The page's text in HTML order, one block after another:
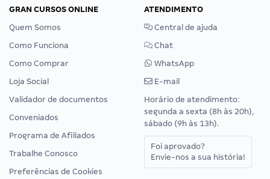
GRAN CURSOS ONLINE
Quem Somos
Como Funciona
Como Comprar
Loja Social
Validador de documentos
Conveniados
Programa de Afiliados
Trabalhe Conosco
Preferências de Cookies
ATENDIMENTO
Central de ajuda
Chat
WhatsApp
E-mail
Horário de atendimento:
segunda a sexta (8h às 20h),
sábado (9h às 13h).
Foi aprovado?
Envie-nos a sua história!